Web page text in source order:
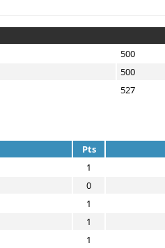
500
500
527
Pts
1
0
1
1
1